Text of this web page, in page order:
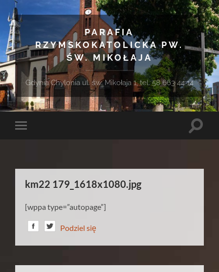
PARAFIA
RZYMSKOKATOLICKA PW.
ŚW. MIKOŁAJA
Gdynia Chylonia ul. św. Mikołaja 1, tel. 58 663 44 14
Toggle
Toggle
km22 179_1618x1080.jpg
[wppa type=”autopage”]
Podziel się